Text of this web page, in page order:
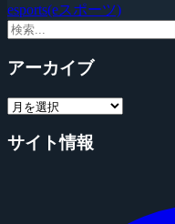
esports(eスポーツ)
アーカイブ
サイト情報